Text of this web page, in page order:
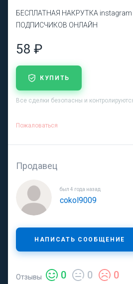
БЕСПЛАТНАЯ НАКРУТКА
ПОДПИСЧИКОВ ОНЛАЙН
58 ₽
КУПИТЬ
Все сделки безопасны и
Пожаловаться
Продавец
был 4 года назад
cokol9009
НАПИСАТЬ СООБЩЕНИЕ
Отзывы 0 0 0